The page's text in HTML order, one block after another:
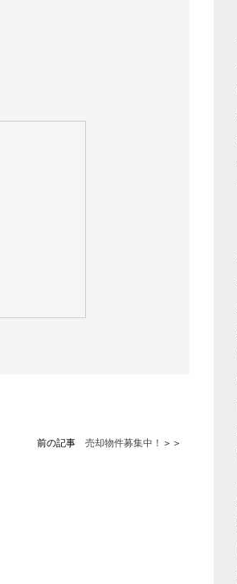
前の記事 売却物件募集中！ ＞＞